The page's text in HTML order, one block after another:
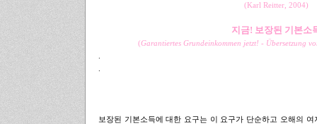
(Karl Reitter, 2004)
지금! 보장된 기본소
(Garantiertes Grundeinkommen jetzt! - Übersetzung
보장된 기본소득에 대한 요구는 이 요구가 단순하고 오해의